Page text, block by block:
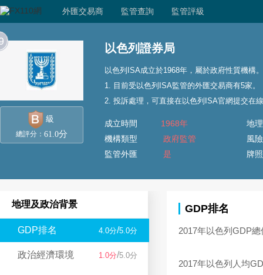
外匯交易商 監管查詢 監管評級
級
總評分： 61.0分
以色列證券局
以色列ISA成立於1968年，屬於政府性質機構。
1. 目前受以色列ISA監管的外匯交易商有5家。
2. 投訴處理，可直接在以色列ISA官網提交在
成立時間
1968年
機構類型
政府監管
監管外匯
是
地
風
牌
地理及政治背景
GDP排名 4.0分/5.0分
政治經濟環境 1.0分/5.0分
GDP排名
2017年以色列GDP
2017年以色列人均